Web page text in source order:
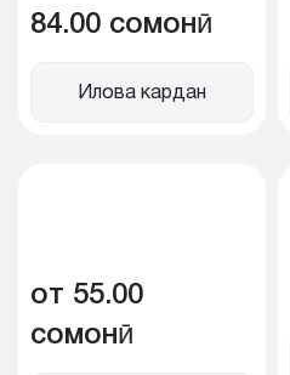
84.00 сомонӣ
Илова кардан
от 55.00
сомонӣ